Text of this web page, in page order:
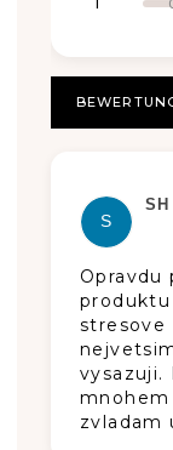
W
E
N
N
S
SH
Opravdu
stresove
vysazuji.
zvladam